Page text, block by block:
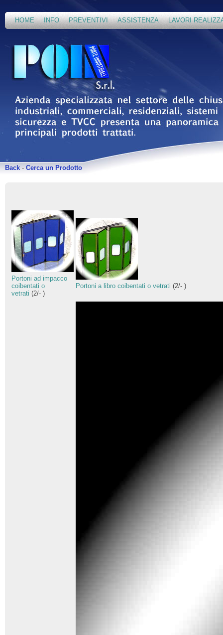
HOME INFO PREVENTIVI ASSISTENZA LAVORI
Back - Cerca un Prodotto
Portoni ad impacco
coibentati o
vetrati (2/- )
Portoni a libro coibentati o vetrati (2/- )